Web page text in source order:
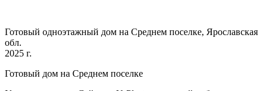
Готовый одноэтажный дом на Среднем поселке, Ярославская
обл.
2025 г.
Готовый дом на Среднем поселке